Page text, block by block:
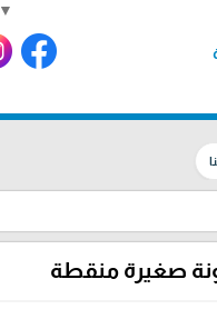
▼
صغيرة منقطة